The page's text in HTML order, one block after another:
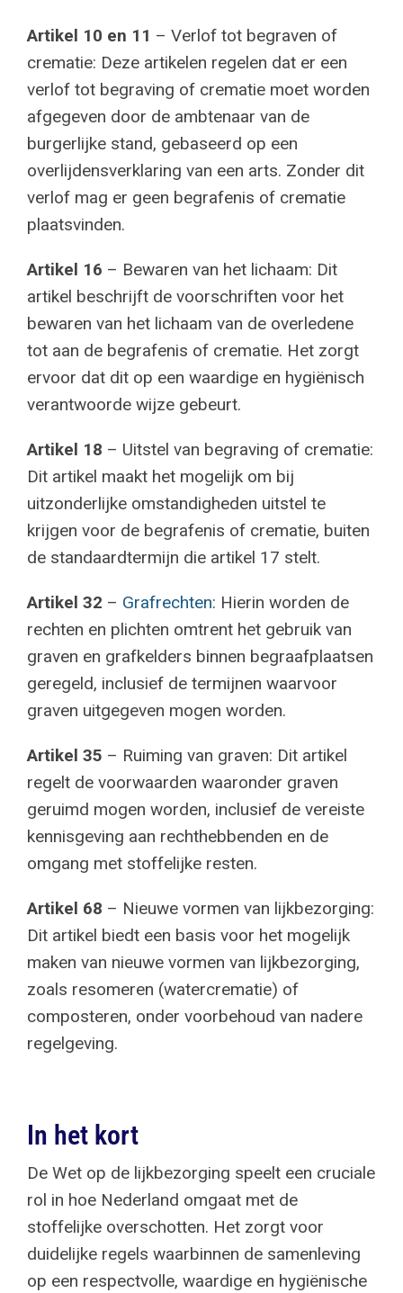
Artikel 10 en 11 – Verlof tot begraven of
crematie: Deze artikelen regelen dat er een
verlof tot begraving of crematie moet worden
afgegeven door de ambtenaar van de
burgerlijke stand, gebaseerd op een
overlijdensverklaring van een arts. Zonder dit
verlof mag er geen begrafenis of crematie
plaatsvinden.
Artikel 16 – Bewaren van het lichaam: Dit
artikel beschrijft de voorschriften voor het
bewaren van het lichaam van de overledene
tot aan de begrafenis of crematie. Het zorgt
ervoor dat dit op een waardige en hygiënisch
verantwoorde wijze gebeurt.
Artikel 18 – Uitstel van begraving of crematie:
Dit artikel maakt het mogelijk om bij
uitzonderlijke omstandigheden uitstel te
krijgen voor de begrafenis of crematie, buiten
de standaardtermijn die artikel 17 stelt.
Artikel 32 – Grafrechten: Hierin worden de
rechten en plichten omtrent het gebruik van
graven en grafkelders binnen begraafplaatsen
geregeld, inclusief de termijnen waarvoor
graven uitgegeven mogen worden.
Artikel 35 – Ruiming van graven: Dit artikel
regelt de voorwaarden waaronder graven
geruimd mogen worden, inclusief de vereiste
kennisgeving aan rechthebbenden en de
omgang met stoffelijke resten.
Artikel 68 – Nieuwe vormen van lijkbezorging:
Dit artikel biedt een basis voor het mogelijk
maken van nieuwe vormen van lijkbezorging,
zoals resomeren (watercrematie) of
composteren, onder voorbehoud van nadere
regelgeving.
In het kort
De Wet op de lijkbezorging speelt een cruciale
rol in hoe Nederland omgaat met de
stoffelijke overschotten. Het zorgt voor
duidelijke regels waarbinnen de samenleving
op een respectvolle, waardige en hygiënische